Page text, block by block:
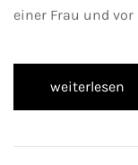
einer Frau und vor
weiterlesen